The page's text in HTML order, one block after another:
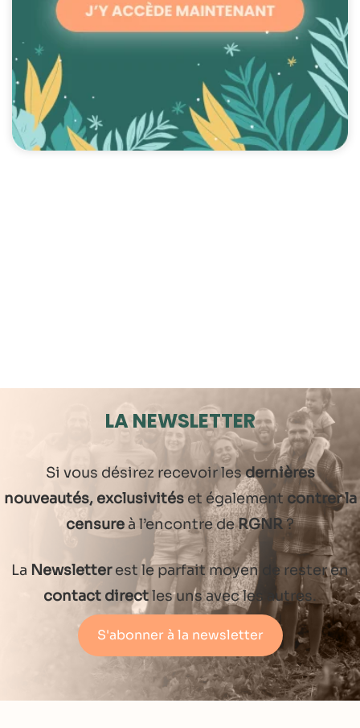
LA NEWSLETTER
Si vous désirez recevoir lesdernières
nouveautés, exclusivitéset également contrer la
censureà l’encontre deRGNR?
La Newsletterest le parfait moyen de rester en
contact directles uns avec les autres.
S'abonner à la newsletter